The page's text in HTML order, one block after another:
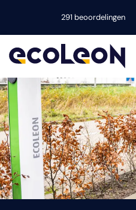
291 beoordelingen